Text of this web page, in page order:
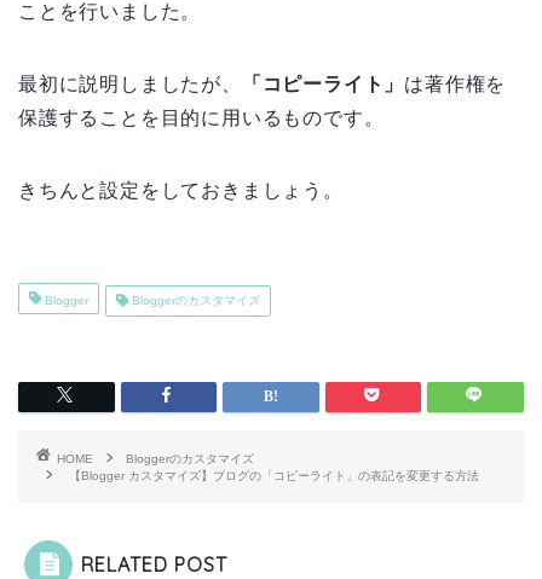
ことを行いました。
最初に説明しましたが、 「コピーライト」 は著作権を
保護することを目的に用いるものです。
きちんと設定をしておきましょう。
Blogger Bloggerのカスタマイズ
HOME
Bloggerのカスタマイズ
【Blogger カスタマイズ】ブログの「コピーライト」の表記を変更する方法
RELATED POST